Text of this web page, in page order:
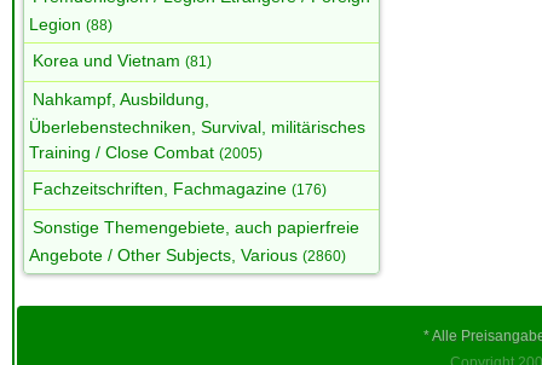
Legion (88)
Korea und Vietnam (81)
Nahkampf, Ausbildung,
Überlebenstechniken, Survival, militärisches
Training / Close Combat (2005)
Fachzeitschriften, Fachmagazine (176)
Sonstige Themengebiete, auch papierfreie
Angebote / Other Subjects, Various (2860)
* Alle